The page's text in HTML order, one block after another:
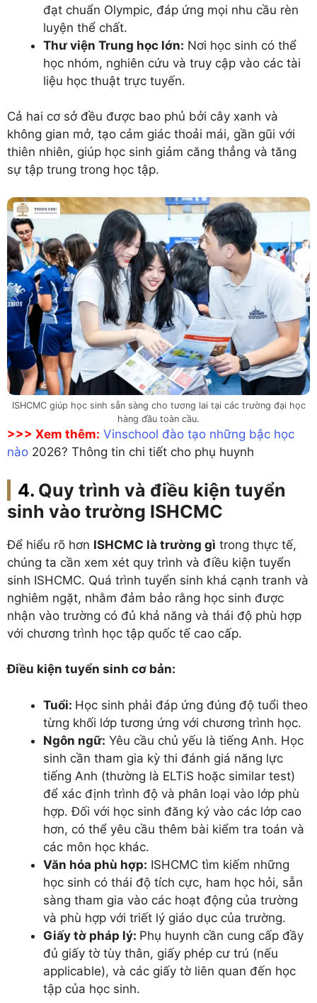
đạt chuẩn Olympic, đáp ứng mọi nhu cầu rèn
luyện thể chất.
Thư viện Trung học lớn: Nơi học sinh có thể
học nhóm, nghiên cứu và truy cập vào các tài
liệu học thuật trực tuyến.
Cả hai cơ sở đều được bao phủ bởi cây xanh và
không gian mở, tạo cảm giác thoải mái, gần gũi với
thiên nhiên, giúp học sinh giảm căng thẳng và tăng
sự tập trung trong học tập.
ISHCMC giúp học sinh sẵn sàng cho tương lai tại các trường đại học
hàng đầu toàn cầu.
>>> Xem thêm: Vinschool đào tạo những bậc học
nào 2026? Thông tin chi tiết cho phụ huynh
Quy trình và điều kiện tuyển
sinh vào trường ISHCMC
Để hiểu rõ hơn ISHCMC là trường gì trong thực tế,
chúng ta cần xem xét quy trình và điều kiện tuyển
sinh ISHCMC. Quá trình tuyển sinh khá cạnh tranh và
nghiêm ngặt, nhằm đảm bảo rằng học sinh được
nhận vào trường có đủ khả năng và thái độ phù hợp
với chương trình học tập quốc tế cao cấp.
Điều kiện tuyển sinh cơ bản:
Tuổi: Học sinh phải đáp ứng đúng độ tuổi theo
từng khối lớp tương ứng với chương trình học.
Ngôn ngữ: Yêu cầu chủ yếu là tiếng Anh. Học
sinh cần tham gia kỳ thi đánh giá năng lực
tiếng Anh (thường là ELTiS hoặc similar test)
để xác định trình độ và phân loại vào lớp phù
hợp. Đối với học sinh đăng ký vào các lớp cao
hơn, có thể yêu cầu thêm bài kiểm tra toán và
các môn học khác.
Văn hóa phù hợp: ISHCMC tìm kiếm những
học sinh có thái độ tích cực, ham học hỏi, sẵn
sàng tham gia vào các hoạt động của trường
và phù hợp với triết lý giáo dục của trường.
Giấy tờ pháp lý: Phụ huynh cần cung cấp đầy
đủ giấy tờ tùy thân, giấy phép cư trú (nếu
applicable), và các giấy tờ liên quan đến học
tập của học sinh.